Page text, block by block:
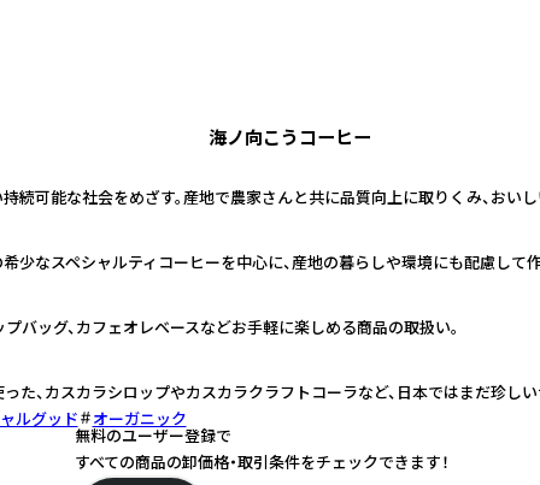
海ノ向こうコーヒー
続可能な社会をめざす。産地で農家さんと共に品質向上に取りくみ、おい
少なスペシャルティコーヒーを中心に、産地の暮らしや環境にも配慮して
プバッグ、カフェオレベースなどお手軽に楽しめる商品の取扱い。
た、カスカラシロップやカスカラクラフトコーラなど、日本ではまだ珍し
ルグッド
オーガニック
無料のユーザー登録で
すべての商品の卸価格・取引条件をチェックできます！